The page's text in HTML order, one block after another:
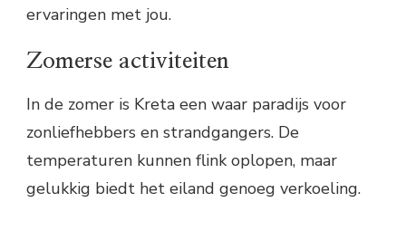
ervaringen met jou.
Zomerse activiteiten
In de zomer is Kreta een waar paradijs voor
zonliefhebbers en strandgangers. De
temperaturen kunnen flink oplopen, maar
gelukkig biedt het eiland genoeg verkoeling.